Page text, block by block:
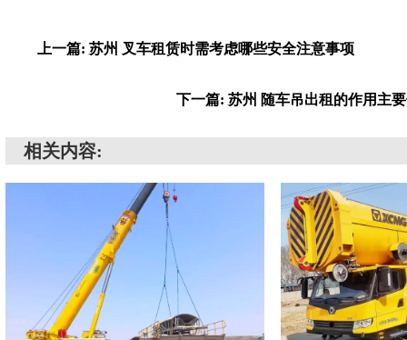
上一篇: 苏州 叉车租赁时需考虑哪些安全注意事项
下一篇: 苏州 随车吊出租的作用主
相关内容: